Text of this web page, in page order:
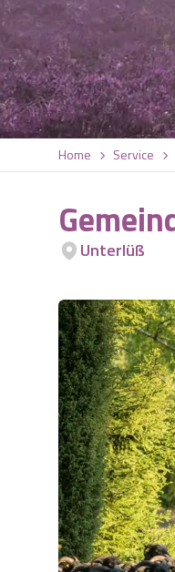
Home Service
Unterlüß